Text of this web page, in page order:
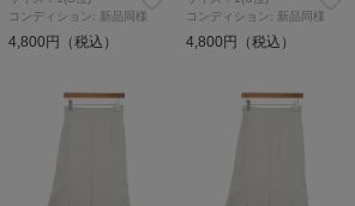
コンディション: 新品同様
4,800円（税込）
コンディション: 新品同様
4,800円（税込）